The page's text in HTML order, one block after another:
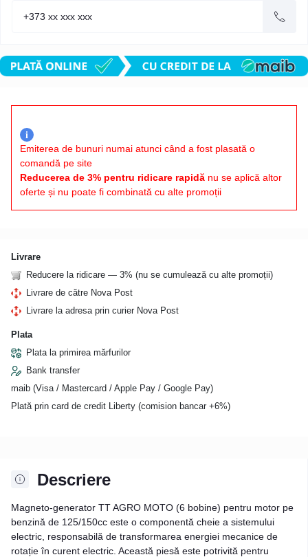
i
Emiterea de bunuri numai atunci când a fost plasată o
comandă pe site
Reducerea de 3% pentru ridicare rapidă nu se aplică altor
oferte și nu poate fi combinată cu alte promoții
Livrare
Reducere la ridicare — 3% (nu se cumulează cu alte promoții)
Livrare de către Nova Post
Livrare la adresa prin curier Nova Post
Plata
Plata la primirea mărfurilor
Bank transfer
maib (Visa / Mastercard / Apple Pay / Google Pay)
Plată prin card de credit Liberty (comision bancar +6%)
Descriere
Magneto-generator TT AGRO MOTO (6 bobine) pentru motor pe
benzină de 125/150cc este o componentă cheie a sistemului
electric, responsabilă de transformarea energiei mecanice de
rotație în curent electric. Această piesă este potrivită pentru